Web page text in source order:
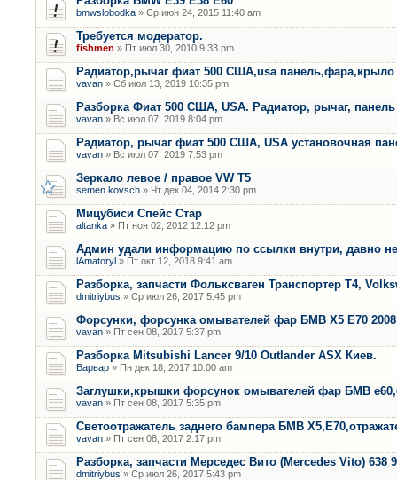
bmwslobodka » Ср июн 24, 2015 11:40 am
Требуется модератор.
fishmen » Пт июл 30, 2010 9:33 pm
Радиатор,рычаг фиат 500 США,usa панель,фара,крыло
vavan » Сб июл 13, 2019 10:35 pm
Разборка Фиат 500 США, USA. Радиатор, рычаг,
vavan » Вс июл 07, 2019 8:04 pm
Радиатор, рычаг фиат 500 США, USA установочная
vavan » Вс июл 07, 2019 7:53 pm
Зеркало левое / правое VW T5
semen.kovsch » Чт дек 04, 2014 2:30 pm
Мицубиси Спейс Стар
altanka » Пт ноя 02, 2012 12:12 pm
Админ удали информацию по ссылки внутри, давно не
lAmatoryl » Пт окт 12, 2018 9:41 am
Разборка, запчасти Фольксваген Транспортер Т4,
dmitriybus » Ср июл 26, 2017 5:45 pm
Форсунки, форсунка омывателей фар БМВ Х5 Е70 2008
vavan » Пт сен 08, 2017 5:37 pm
Разборка Mitsubishi Lancer 9/10 Outlander ASX Киев.
Варвар » Пн дек 18, 2017 10:00 am
Заглушки,крышки форсунок омывателей фар БМВ
vavan » Пт сен 08, 2017 5:35 pm
Светоотражатель заднего бампера БМВ
vavan » Пт сен 08, 2017 2:17 pm
Разборка, запчасти Мерседес Вито (Mercedes Vito) 638
dmitriybus » Ср июл 26, 2017 5:43 pm